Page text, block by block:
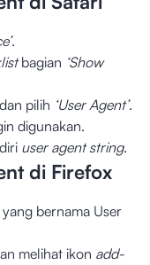
.
bagian ‘Show
pilih ‘User Agent’.
digunakan.
user agent string.
di Firefox
bernama User
melihat ikon add-